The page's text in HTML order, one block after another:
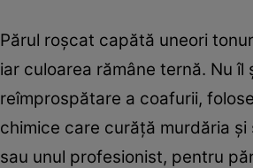
Părul roşcat capătă uneori
iar culoarea rămâne ternă. Nu
reîmprospătare a coafurii,
chimice care curăţă murdăria
sau unul profesionist, pentru